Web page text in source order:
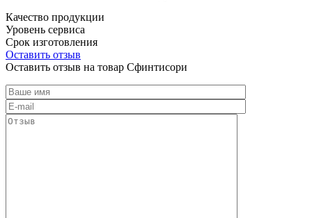
Качество продукции
Уровень сервиса
Срок изготовления
Оставить отзыв
Оставить отзыв на товар Сфинтисори